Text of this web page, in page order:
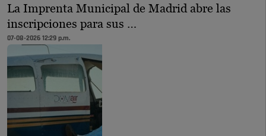
La Imprenta Municipal de Madrid abre las
inscripciones para sus …
07-08-2026 12:29 p.m.